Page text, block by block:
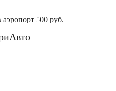
аэропорт 500 руб.